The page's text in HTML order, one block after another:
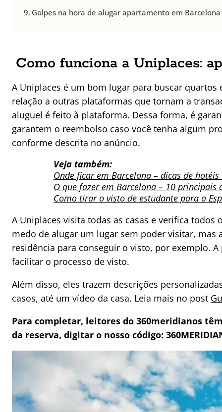
Golpes na hora de alugar apartamento em Barcelona
Como funciona a Uniplaces:
A Uniplaces é um bom lugar para buscar
relação a outras plataformas que tornam a
aluguel é feito à plataforma. Dessa forma, é
garantem o reembolso caso você tenha algum
conforme descrita no anúncio.
Veja também:
Onde ficar em Barcelona – dicas de
O que fazer em Barcelona – 10 principais
Como tirar o visto de estudante para a
A Uniplaces visita todas as casas e verifica
medo de alugar um lugar sem poder visitar,
residência para conseguir o visto, por exemplo.
facilitar o processo de visto.
Além disso, eles trazem descrições
casos, até um vídeo da casa. Leia mais no post
Para completar, leitores do 360meridianos
da reserva, digitar o nosso código: